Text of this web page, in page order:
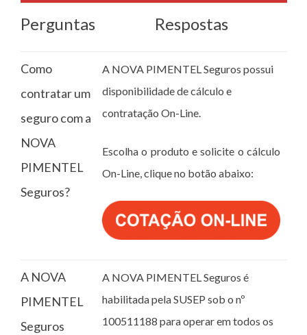
Perguntas Respostas
Como
contratar um
seguro com a
NOVA
PIMENTEL
Seguros?
A NOVA PIMENTEL Seguros possui
disponibilidade de cálculo e
contratação On-Line.
Escolha o produto e solicite o cálculo
On-Line, clique no botão abaixo:
A NOVA
PIMENTEL
Seguros
A NOVA PIMENTEL Seguros é
habilitada pela SUSEP sob o nº
100511188 para operar em todos os